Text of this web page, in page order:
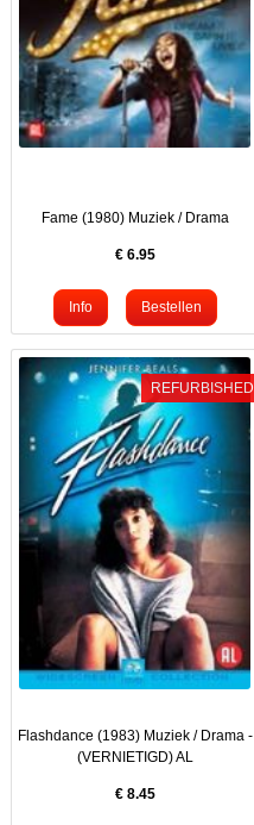
Fame (1980) Muziek / Drama
€ 6.95
REFURBISHED
Flashdance (1983) Muziek / Drama -
(VERNIETIGD) AL
€ 8.45